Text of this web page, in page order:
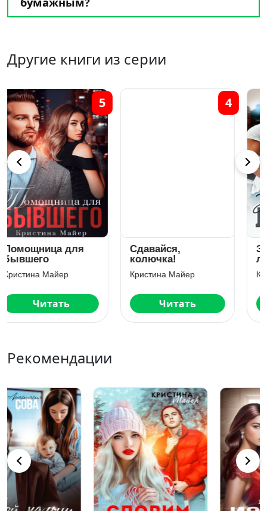
Другие книги из серии
Сдавайся,
колючка!
Кристина Майер
Читать
Запрети мне
любить
Кристина Майер
Читать
3
Рекомендации